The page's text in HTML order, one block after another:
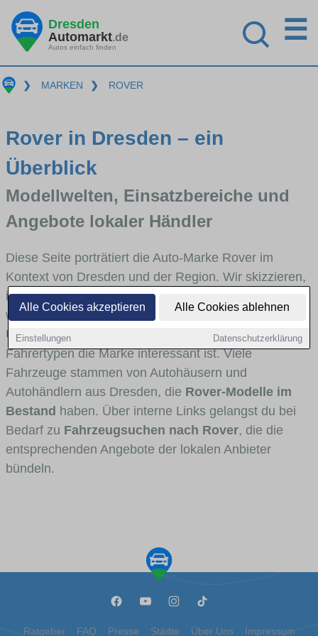
Alle Cookies akzeptieren Alle Cookies ablehnen
Einstellungen Datenschutzerklärung
Dresden
Automarkt.de
Autos einfach finden
☰
❯ MARKEN ❯ ROVER
Rover in Dresden – ein
Überblick
Modellwelten, Einsatzbereiche und
Angebote lokaler Händler
Diese Seite porträtiert die Auto-Marke Rover im
Kontext von Dresden und der Region. Wir skizzieren,
in welchen Fahrzeugklassen Rover stark vertreten ist,
welche Modellreihen häufig im Stadt- und
Umlandverkehr zu sehen sind und für welche
Fahrertypen die Marke interessant ist. Viele
Fahrzeuge stammen von Autohäusern und
Autohändlern aus Dresden, die Rover-Modelle im
Bestand haben. Über interne Links gelangst du bei
Bedarf zu Fahrzeugsuchen nach Rover, die die
entsprechenden Angebote der lokalen Anbieter
bündeln.
Ratgeber FAQ Presse Städte Über Uns Impressum